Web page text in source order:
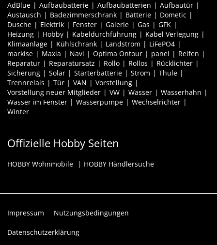
AdBlue Aufbaubatterie Aufbaubatterien
Aufbautür
Austausch
Badezimmerschrank Batterie
Dometic
Dusche
Elektrik Fenster Galerie Gas
GFK
Heizung
Hobby Kabeldurchführung
Kabel Verlegung
Klimaanlage
Kühlschrank Landstrom
LiFePO4
markise
Maxia Navi Optima Ontour panel
Reifen
Reparatur
Reparatursatz Rollo Rollos
Rücklichter
Sicherung
Solar Starterbatterie Strom
Thule
Trennrelais
Tür VAN
Vorstellung
Vorstellung neuer Mitglieder
VW Wasser
Wasserhahn
Wasser im Fenster
Wasserpumpe
Wechselrichter
Winter
Offizielle Hobby Seiten
HOBBY Wohnmobile HOBBY Händlersuche
Impressum Nutzungsbedingungen
Datenschutzerklärung